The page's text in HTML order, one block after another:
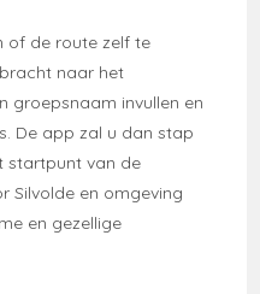
of de route zelf te
naar het
groepsnaam invullen en
De app zal u dan stap
startpunt van de
Silvolde en omgeving
en gezellige